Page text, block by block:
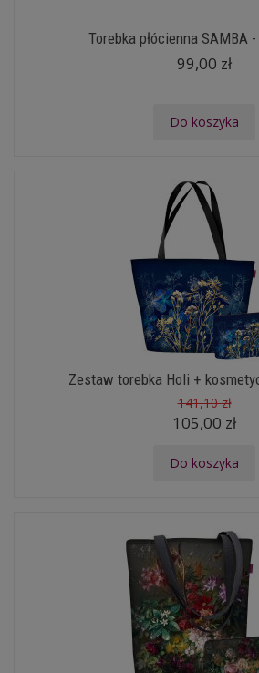
Torebka płócienna SAMBA
99,00 zł
Do koszyka
Zestaw torebka Holi +
141,10 zł
105,00 zł
Do koszyka